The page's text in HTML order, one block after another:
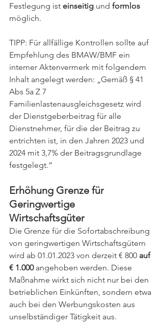
Festlegung ist einseitig und formlos
möglich.
TIPP: Für allfällige Kontrollen sollte auf
Empfehlung des BMAW/BMF ein
interner Aktenvermerk mit folgendem
Inhalt angelegt werden: „Gemäß § 41
Abs 5a Z 7
Familienlastenausgleichsgesetz wird
der Dienstgeberbeitrag für alle
Dienstnehmer, für die der Beitrag zu
entrichten ist, in den Jahren 2023 und
2024 mit 3,7% der Beitragsgrundlage
festgelegt.“
Erhöhung Grenze für
Geringwertige
Wirtschaftsgüter
Die Grenze für die Sofortabschreibung
von geringwertigen Wirtschaftsgütern
wird ab 01.01.2023 von derzeit € 800 auf
€ 1.000 angehoben werden. Diese
Maßnahme wirkt sich nicht nur bei den
betrieblichen Einkünften, sondern etwa
auch bei den Werbungskosten aus
unselbständiger Tätigkeit aus.